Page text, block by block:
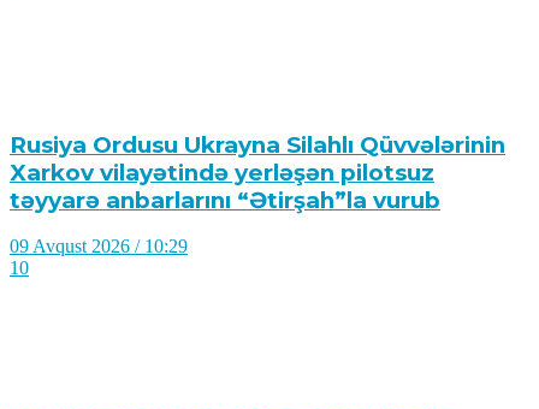
Rusiya Ordusu Ukrayna Silahlı Qüvvələrinin
Xarkov vilayətində yerləşən pilotsuz
təyyarə anbarlarını “Ətirşah”la vurub
09 Avqust 2026 / 10:29
10